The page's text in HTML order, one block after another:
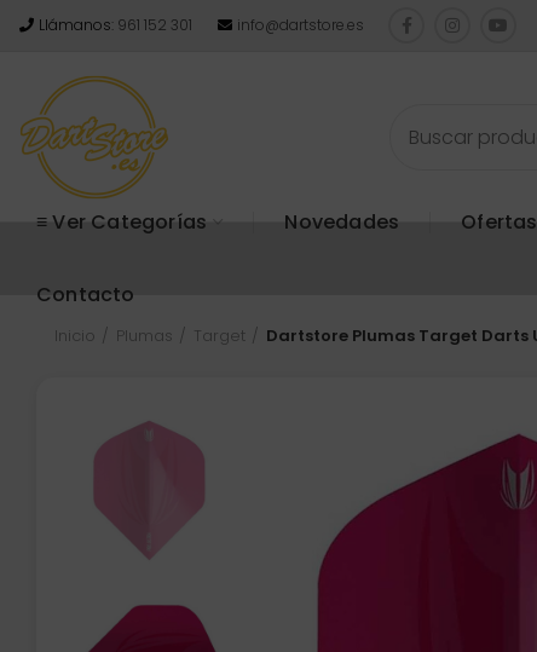
Llámanos: 961 152 301 info@dartstore.es
≡ Ver Categorías Novedades Ofertas
Contacto
Inicio Plumas Target Dartstore Plumas Target Darts